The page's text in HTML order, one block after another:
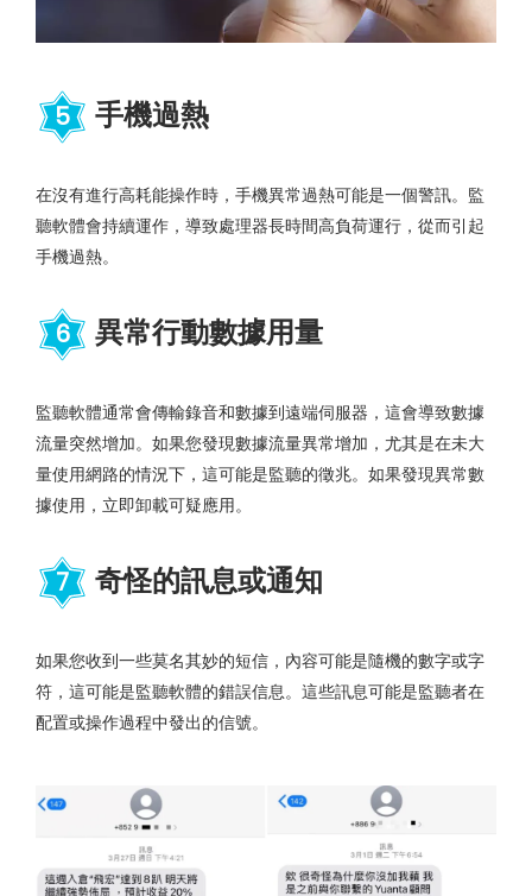
5 手機過熱
在沒有進行高耗能操作時，手機異常過熱可能是一個警訊。監
聽軟體會持續運作，導致處理器長時間高負荷運行，從而引起
手機過熱。
6 異常行動數據用量
監聽軟體通常會傳輸錄音和數據到遠端伺服器，這會導致數據
流量突然增加。如果您發現數據流量異常增加，尤其是在未大
量使用網路的情況下，這可能是監聽的徵兆。如果發現異常數
據使用，立即卸載可疑應用。
7 奇怪的訊息或通知
如果您收到一些莫名其妙的短信，內容可能是隨機的數字或字
符，這可能是監聽軟體的錯誤信息。這些訊息可能是監聽者在
配置或操作過程中發出的信號。